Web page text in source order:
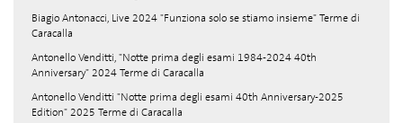
Biagio Antonacci, Live 2024 "Funziona solo se stiamo insieme" Terme di
Caracalla
Antonello Venditti, "Notte prima degli esami 1984-2024 40th
Anniversary" 2024 Terme di Caracalla
Antonello Venditti "Notte prima degli esami 40th Anniversary-2025
Edition" 2025 Terme di Caracalla